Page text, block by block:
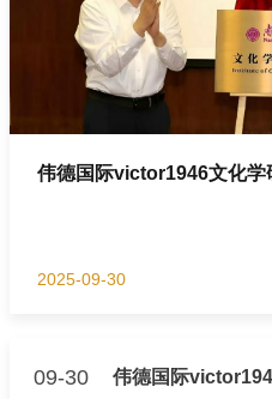
伟德国际victor1946文化学
2025-09-30
09-30 伟德国际